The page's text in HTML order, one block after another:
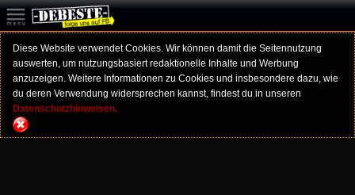
Diese Website verwendet Cookies. Wir können damit die Seitennutzung
auswerten, um nutzungsbasiert redaktionelle Inhalte und Werbung
anzuzeigen. Weitere Informationen zu Cookies und insbesondere dazu, wie
du deren Verwendung widersprechen kannst, findest du in unseren
Datenschutzhinweisen.